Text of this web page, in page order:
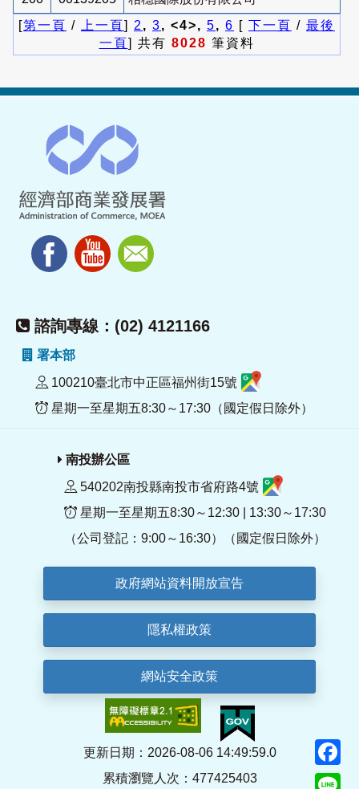
[第一頁 / 上一頁] 2 , 3, <4>, 5, 6 [ 下一頁 / 最後
一頁] 共有 8028 筆資料
諮詢專線：(02) 4121166
署本部
100210臺北市中正區福州街15號
星期一至星期五8:30～17:30（國定假日除外）
南投辦公區
540202南投縣南投市省府路4號
星期一至星期五8:30～12:30 | 13:30～17:30
（公司登記：9:00～16:30）（國定假日除外）
政府網站資料開放宣告
隱私權政策
網站安全政策
更新日期：2026-08-06 14:49:59.0
累積瀏覽人次：477425403